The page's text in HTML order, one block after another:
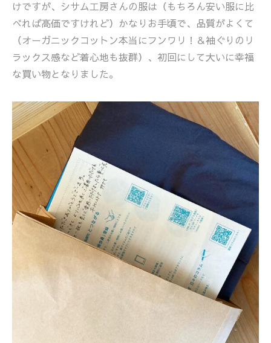
けですが、シサム工房さんの服は（もちろん安い服に比
べれば高価ですけれど）かなりお手頃で、品質がよくて
（オーガニックコットン本当にフンワリ！＆袖ぐりのリ
ラックス感など着心地も抜群）、初回にして大いに幸福
な買い物となりました。